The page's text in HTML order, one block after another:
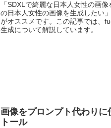
「SDXLで綺麗な日本人女性の画
の日本人女性の画像を生成したい
がオススメです。この記事では、
生成について解説しています。
画像をプロンプト代わり
トール